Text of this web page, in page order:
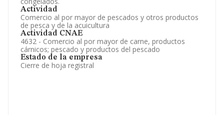
Actividad
Comercio al por mayor de pescados y otros productos
de pesca y de la acuicultura
Actividad CNAE
4632 - Comercio al por mayor de carne, productos
cárnicos; pescado y productos del pescado
Estado de la empresa
Cierre de hoja registral